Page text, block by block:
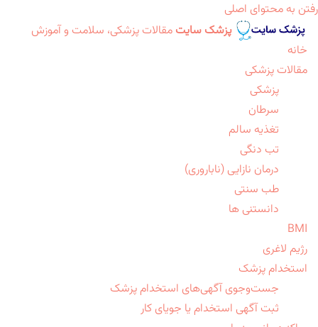
رفتن به محتوای اصلی
پزشک سایت مقالات پزشکی، سلامت و آموزش
خانه
مقالات پزشکی
پزشکی
سرطان
تغذیه سالم
تب دنگی
درمان نازایی (ناباروری)
طب سنتی
دانستنی ها
BMI
رژیم لاغری
استخدام پزشک
جست‌وجوی آگهی‌های استخدام پزشک
ثبت آگهی استخدام یا جویای کار